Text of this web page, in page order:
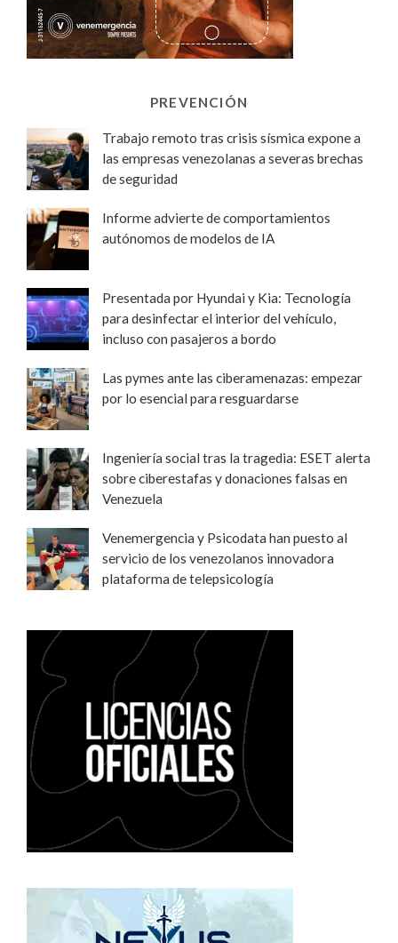
PREVENCIÓN
Trabajo remoto tras crisis sísmica expone a
las empresas venezolanas a severas brechas
de seguridad
Informe advierte de comportamientos
autónomos de modelos de IA
Presentada por Hyundai y Kia: Tecnología
para desinfectar el interior del vehículo,
incluso con pasajeros a bordo
Las pymes ante las ciberamenazas: empezar
por lo esencial para resguardarse
Ingeniería social tras la tragedia: ESET alerta
sobre ciberestafas y donaciones falsas en
Venezuela
Venemergencia y Psicodata han puesto al
servicio de los venezolanos innovadora
plataforma de telepsicología